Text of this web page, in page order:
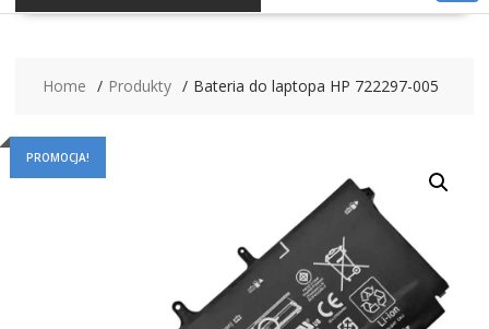
Home Produkty Bateria do laptopa HP 722297-005
PROMOCJA!